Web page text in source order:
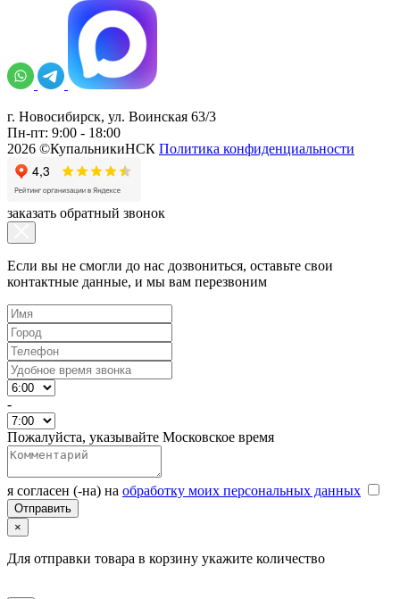
г. Новосибирск, ул. Воинская 63/3
Пн-пт: 9:00 - 18:00
2026 ©КупальникиНСК Политика конфиденциальности
заказать обратный звонок
Если вы не смогли до нас дозвониться, оставьте свои
контактные данные, и мы вам перезвоним
-
Пожалуйста, указывайте Московское время
я согласен (-на) на обработку моих персональных данных
×
Для отправки товара в корзину укажите количество